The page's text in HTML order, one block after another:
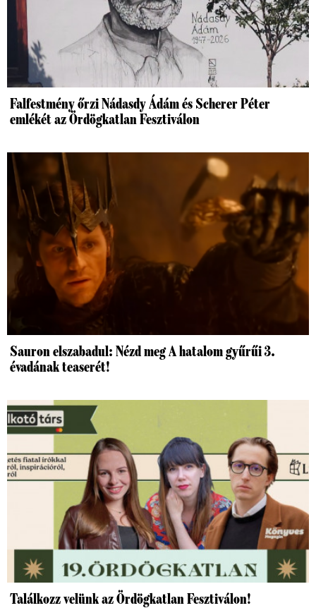
Falfestmény őrzi Nádasdy Ádám és Scherer Péter
emlékét az Ördögkatlan Fesztiválon
Sauron elszabadul: Nézd meg A hatalom gyűrűi 3.
évadának teaserét!
Találkozz velünk az Ördögkatlan Fesztiválon!